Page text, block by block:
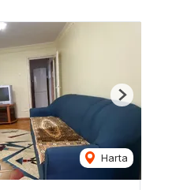
Harta
Next